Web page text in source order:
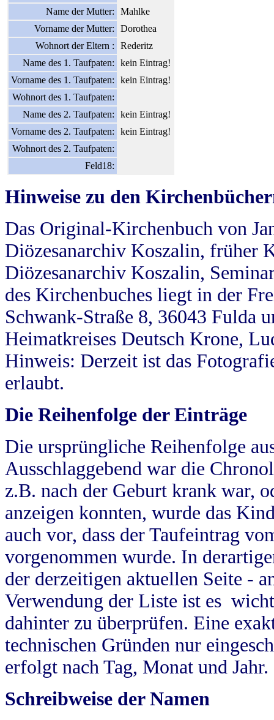
Name der Mutter:
Mahlke
Vorname der Mutter:
Dorothea
Wohnort der Eltern :
Rederitz
Name des 1. Taufpaten:
kein Eintrag!
Vorname des 1. Taufpaten:
kein Eintrag!
Wohnort des 1. Taufpaten:
Name des 2. Taufpaten:
kein Eintrag!
Vorname des 2. Taufpaten:
kein Eintrag!
Wohnort des 2. Taufpaten:
Feld18:
Hinweise zu den
Das Original-Kirchenbuch von
Diözesanarchiv Koszalin, früher
Diözesanarchiv Koszalin,
des Kirchenbuches liegt in der
Schwank-Straße 8, 36043 Fulda
Heimatkreises Deutsch Krone,
Hinweis: Derzeit ist das
erlaubt.
Die Reihenfolge der Einträge
Die ursprüngliche Reihenfolge
Ausschlaggebend war die
z.B. nach der Geburt krank war,
anzeigen konnten, wurde das
auch vor, dass der Taufeintrag
vorgenommen wurde. In
der derzeitigen aktuellen Seite -
Verwendung der Liste ist es
dahinter zu überprüfen. Eine
technischen Gründen nur
erfolgt nach Tag, Monat und Jahr.
Schreibweise der Namen